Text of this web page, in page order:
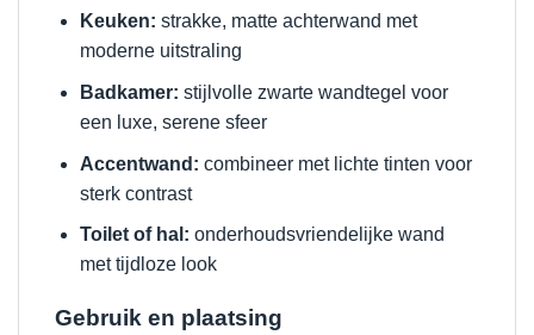
Keuken: strakke, matte achterwand met
moderne uitstraling
Badkamer: stijlvolle zwarte wandtegel voor
een luxe, serene sfeer
Accentwand: combineer met lichte tinten voor
sterk contrast
Toilet of hal: onderhoudsvriendelijke wand
met tijdloze look
Gebruik en plaatsing